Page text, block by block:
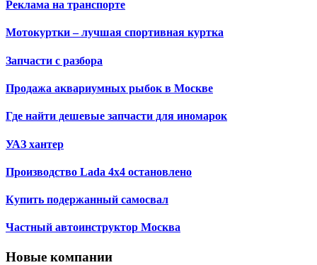
Реклама на транспорте
Мотокуртки – лучшая спортивная куртка
Запчасти с разбора
Продажа аквариумных рыбок в Москве
Где найти дешевые запчасти для иномарок
УАЗ хантер
Производство Lada 4х4 остановлено
Купить подержанный самосвал
Частный автоинструктор Москва
Новые компании